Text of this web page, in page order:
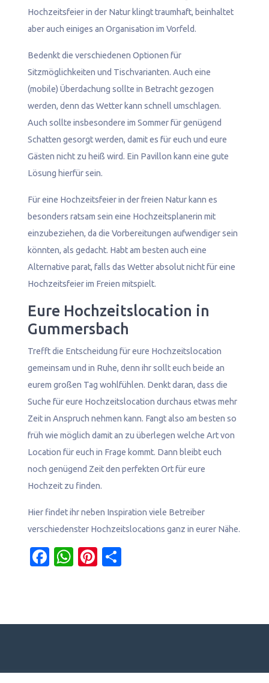
Hochzeitsfeier in der Natur klingt traumhaft, beinhaltet
aber auch einiges an Organisation im Vorfeld.
Bedenkt die verschiedenen Optionen für
Sitzmöglichkeiten und Tischvarianten. Auch eine
(mobile) Überdachung sollte in Betracht gezogen
werden, denn das Wetter kann schnell umschlagen.
Auch sollte insbesondere im Sommer für genügend
Schatten gesorgt werden, damit es für euch und eure
Gästen nicht zu heiß wird. Ein Pavillon kann eine gute
Lösung hierfür sein.
Für eine Hochzeitsfeier in der freien Natur kann es
besonders ratsam sein eine Hochzeitsplanerin mit
einzubeziehen, da die Vorbereitungen aufwendiger sein
könnten, als gedacht. Habt am besten auch eine
Alternative parat, falls das Wetter absolut nicht für eine
Hochzeitsfeier im Freien mitspielt.
Eure Hochzeitslocation in
Gummersbach
Trefft die Entscheidung für eure Hochzeitslocation
gemeinsam und in Ruhe, denn ihr sollt euch beide an
eurem großen Tag wohlfühlen. Denkt daran, dass die
Suche für eure Hochzeitslocation durchaus etwas mehr
Zeit in Anspruch nehmen kann. Fangt also am besten so
früh wie möglich damit an zu überlegen welche Art von
Location für euch in Frage kommt. Dann bleibt euch
noch genügend Zeit den perfekten Ort für eure
Hochzeit zu finden.
Hier findet ihr neben Inspiration viele Betreiber
verschiedenster Hochzeitslocations ganz in eurer Nähe.
Facebook
WhatsApp
Pinterest